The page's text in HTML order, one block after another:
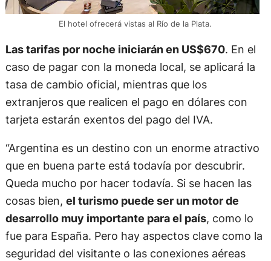
El hotel ofrecerá vistas al Río de la Plata.
Las tarifas por noche iniciarán en US$670. En el
caso de pagar con la moneda local, se aplicará la
tasa de cambio oficial, mientras que los
extranjeros que realicen el pago en dólares con
tarjeta estarán exentos del pago del IVA.
“Argentina es un destino con un enorme atractivo
que en buena parte está todavía por descubrir.
Queda mucho por hacer todavía. Si se hacen las
cosas bien, el turismo puede ser un motor de
desarrollo muy importante para el país, como lo
fue para España. Pero hay aspectos clave como la
seguridad del visitante o las conexiones aéreas